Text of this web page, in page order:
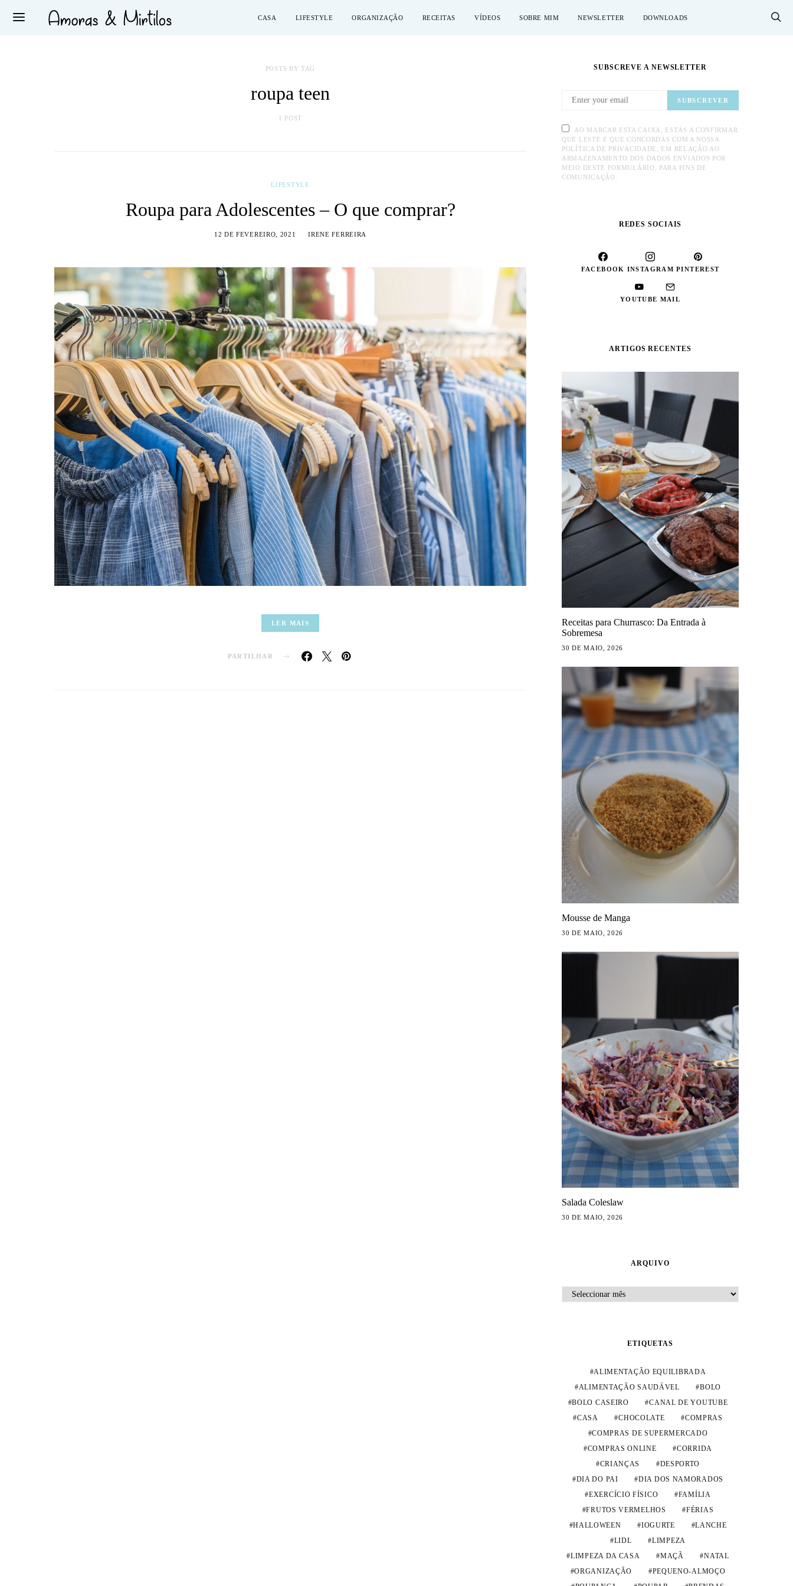
CASA LIFESTYLE ORGANIZAÇÃO RECEITAS VÍDEOS SOBRE MIM NEWSLETTER DOWNLOADS
POSTS BY TAG
roupa teen
1 POST
LIFESTYLE
Roupa para Adolescentes – O que comprar?
12 DE FEVEREIRO, 2021 IRENE FERREIRA
LER MAIS
PARTILHAR
SUBSCREVE A NEWSLETTER
SUBSCREVER
AO MARCAR ESTA CAIXA, ESTÁS A CONFIRMAR
QUE LESTE E QUE CONCORDAS COM A NOSSA
POLÍTICA DE PRIVACIDADE, EM RELAÇÃO AO
ARMAZENAMENTO DOS DADOS ENVIADOS POR
MEIO DESTE FORMULÁRIO, PARA FINS DE
COMUNICAÇÃO.
REDES SOCIAIS
FACEBOOK INSTAGRAM PINTEREST
YOUTUBE MAIL
ARTIGOS RECENTES
Receitas para Churrasco: Da Entrada à
Sobremesa
30 DE MAIO, 2026
Mousse de Manga
30 DE MAIO, 2026
Salada Coleslaw
30 DE MAIO, 2026
ARQUIVO
ARQUIVO
ETIQUETAS
ALIMENTAÇÃO EQUILIBRADA
ALIMENTAÇÃO SAUDÁVEL
BOLO
BOLO CASEIRO
CANAL DE YOUTUBE
CASA
CHOCOLATE
COMPRAS
COMPRAS DE SUPERMERCADO
COMPRAS ONLINE
CORRIDA
CRIANÇAS
DESPORTO
DIA DO PAI
DIA DOS NAMORADOS
EXERCÍCIO FÍSICO
FAMÍLIA
FRUTOS VERMELHOS
FÉRIAS
HALLOWEEN
IOGURTE
LANCHE
LIDL
LIMPEZA
LIMPEZA DA CASA
MAÇÃ
NATAL
ORGANIZAÇÃO
PEQUENO-ALMOÇO